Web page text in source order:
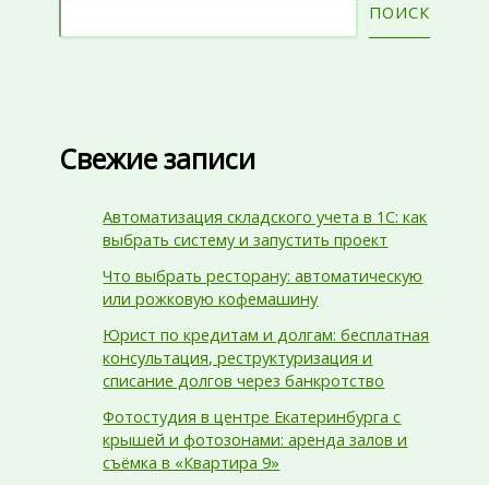
ПОИСК
Свежие записи
Автоматизация складского учета в 1С: как
выбрать систему и запустить проект
Что выбрать ресторану: автоматическую
или рожковую кофемашину
Юрист по кредитам и долгам: бесплатная
консультация, реструктуризация и
списание долгов через банкротство
Фотостудия в центре Екатеринбурга с
крышей и фотозонами: аренда залов и
съёмка в «Квартира 9»